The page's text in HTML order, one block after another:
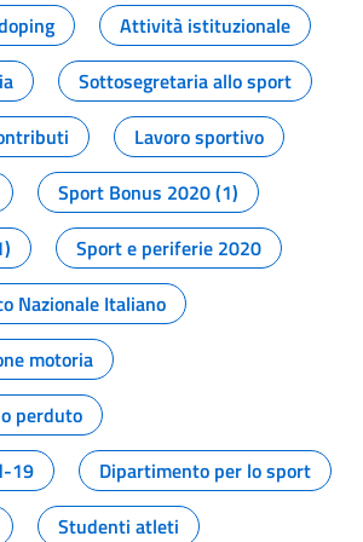
Attività istituzionale
Sottosegretaria allo sport
Lavoro sportivo
Sport Bonus 2020 (1)
Sport e periferie 2020
Nazionale Italiano
motoria
perduto
19
Dipartimento per lo sport
Studenti atleti